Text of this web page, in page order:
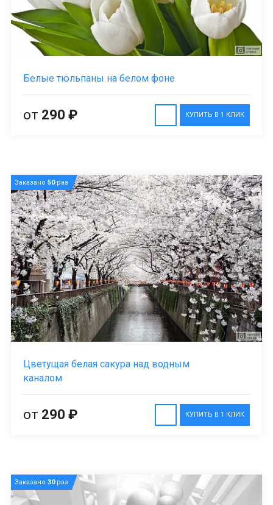
Белые тюльпаны на белом фоне
КУПИТЬ В 1 КЛИК
от 290 ₽
Заказано 50раз
Цветущая белая сакура над водным
каналом
КУПИТЬ В 1 КЛИК
от 290 ₽
Заказано 30раз